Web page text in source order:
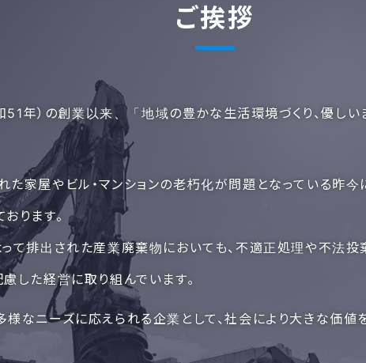
ご挨拶
年）の創業以来、「地域の豊かな生活環境づくり、優しい
家屋やビル・マンションの老朽化が問題となっている昨今
ります。
て排出された産業廃棄物においても、不適正処理や不法投
した経営に取り組んでいます。
なニーズに応えられる企業として、社会により大きな価